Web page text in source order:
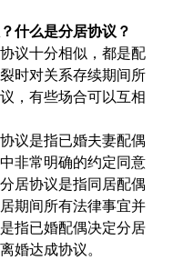
什么是分居协议？
议十分相似，都是配
时对关系存续期间所
，有些场合可以互相
议是指已婚夫妻配偶
非常明确的约定同意
居协议是指同居配偶
期间所有法律事宜并
指已婚配偶决定分居
婚达成协议。